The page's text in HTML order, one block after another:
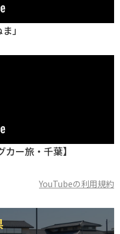
」
ー旅・千葉】
YouTubeの利用規約